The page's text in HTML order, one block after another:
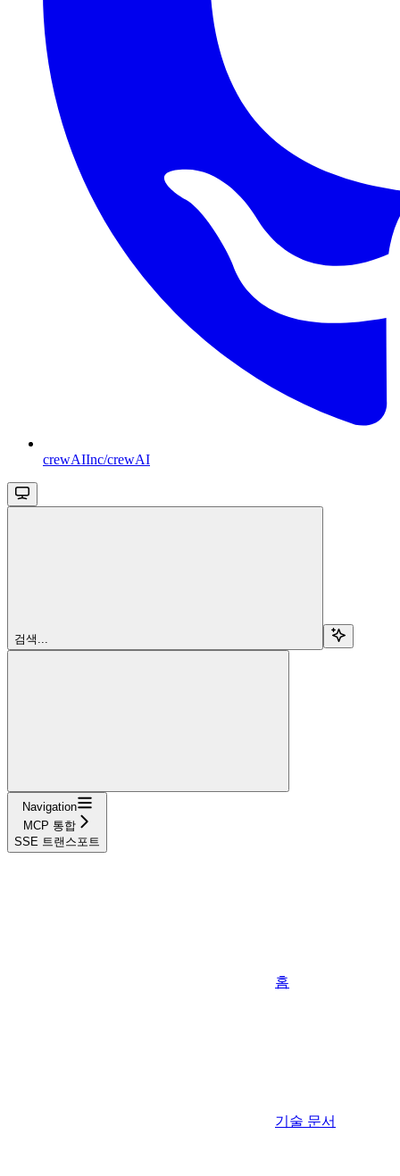
crewAIInc/crewAI
검색...
Navigation
MCP 통합
SSE 트랜스포트
홈
기술 문서